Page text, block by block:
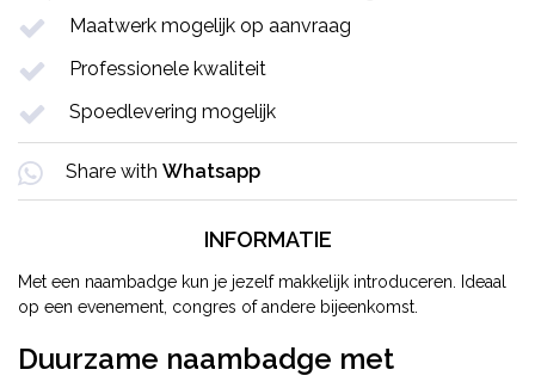
Maatwerk mogelijk op aanvraag
Professionele kwaliteit
Spoedlevering mogelijk
Share with Whatsapp
INFORMATIE
Met een naambadge kun je jezelf makkelijk introduceren. Ideaal
op een evenement, congres of andere bijeenkomst.
Duurzame naambadge met